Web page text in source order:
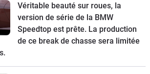
Véritable beauté sur roues, la
version de série de la BMW
Speedtop est prête. La production
de ce break de chasse sera limitée